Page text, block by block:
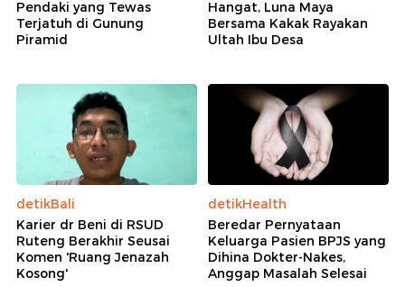
Pendaki yang Tewas
Terjatuh di Gunung
Piramid
Hangat, Luna Maya
Bersama Kakak Rayakan
Ultah Ibu Desa
detikBali
Karier dr Beni di RSUD
Ruteng Berakhir Seusai
Komen 'Ruang Jenazah
Kosong'
detikHealth
Beredar Pernyataan
Keluarga Pasien BPJS yang
Dihina Dokter-Nakes,
Anggap Masalah Selesai